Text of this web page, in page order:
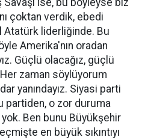
ise, bu böyleyse biz
çoktan verdik, ebedi
liderliğinde. Bu
Amerika'nın oradan
Güçlü olacağız, güçlü
zaman söylüyorum
yanındayız. Siyasi parti
partiden, o zor duruma
Ben bunu Büyükşehir
en büyük sıkıntıyı